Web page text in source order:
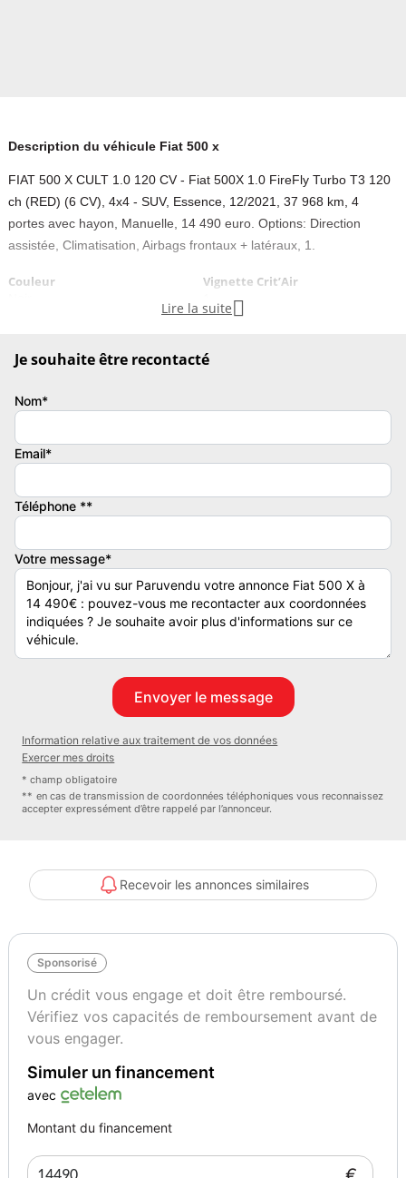
Description du véhicule Fiat 500 x
FIAT 500 X CULT 1.0 120 CV - Fiat 500X 1.0 FireFly Turbo T3 120
ch (RED) (6 CV), 4x4 - SUV, Essence, 12/2021, 37 968 km, 4
portes avec hayon, Manuelle, 14 490 euro. Options: Direction
assistée, Climatisation, Airbags frontaux + latéraux, 1.
Couleur
Vignette Crit’Air
Garantie mécanique
Lire la suite 
Je souhaite être recontacté
Nom*
Email*
Téléphone **
Votre message*
Information relative aux traitement de vos données
Exercer mes droits
* champ obligatoire
** en cas de transmission de coordonnées téléphoniques vous reconnaissez
accepter expressément d’être rappelé par l’annonceur.
Recevoir les annonces similaires
Sponsorisé
Un crédit vous engage et doit être remboursé.
Vérifiez vos capacités de remboursement avant de
vous engager.
Simuler un financement
avec
Montant du financement